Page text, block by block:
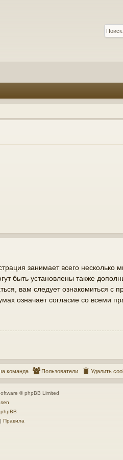
занимает всего несколько
быть установлены также
вам следует ознакомиться с
означает согласие со всеми
Удалить
Пользователи
команда
© phpBB Limited
Правила